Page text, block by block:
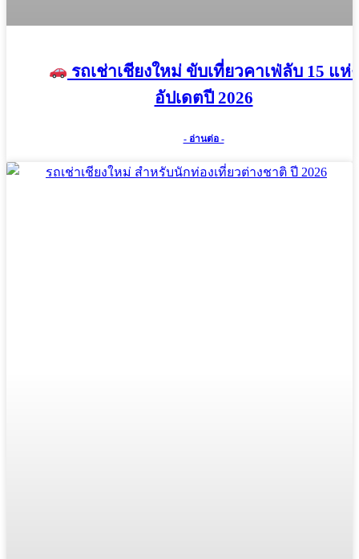
รถเช่าเชียงใหม่ ขับเที่ยวคาเฟ่ลับ 15 แห่ง
อัปเดตปี 2026
- อ่านต่อ -